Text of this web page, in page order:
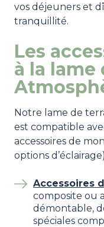
vos déjeuners et
tranquillité.
Les
à la lame
Notre lame de
est compatible
accessoires de
options
Accessoires
composite ou
démontable,
spéciales